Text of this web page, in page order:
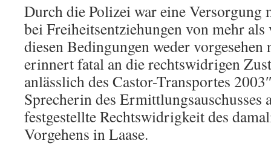
Durch die Polizei war eine Versorgung
bei Freiheitsentziehungen von mehr
diesen Bedingungen weder
erinnert fatal an die rechtswidrigen
anlässlich des Castor-Transportes
Sprecherin des Ermittlungsauschusses
festgestellte Rechtswidrigkeit des
Vorgehens in Laase.